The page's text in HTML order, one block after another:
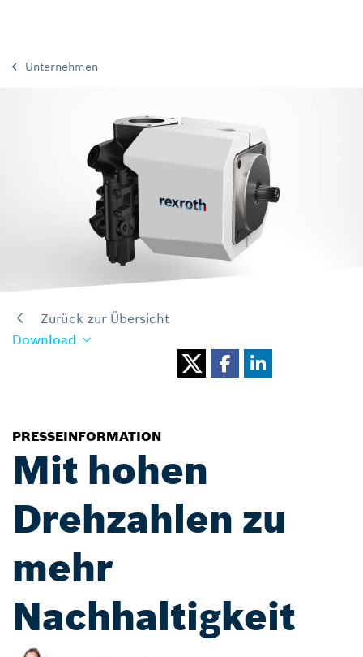
Unternehmen
Zurück zur Übersicht
Download
PRESSEINFORMATION
Mit hohen
Drehzahlen zu
mehr
Nachhaltigkeit